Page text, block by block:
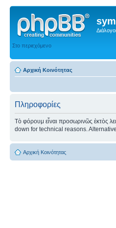
Στο περιεχόμενο
Αρχική Κοινότητας
Πληροφορίες
Τὸ φόρουμ εἶναι προσωρινῶς ἐκτὸς
down for technical reasons.
Αρχική Κοινότητας